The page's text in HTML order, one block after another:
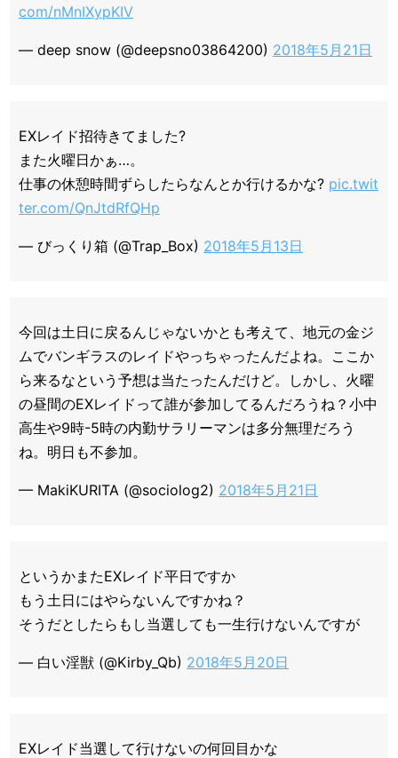
com/nMnIXypKIV
— deep snow (@deepsno03864200) 2018年5月21日
EXレイド招待きてました?
また火曜日かぁ…。
仕事の休憩時間ずらしたらなんとか行けるかな? pic.twit
ter.com/QnJtdRfQHp
— びっくり箱 (@Trap_Box) 2018年5月13日
今回は土日に戻るんじゃないかとも考えて、地元の金ジ
ムでバンギラスのレイドやっちゃったんだよね。ここか
ら来るなという予想は当たったんだけど。しかし、火曜
の昼間のEXレイドって誰が参加してるんだろうね？小中
高生や9時-5時の内勤サラリーマンは多分無理だろう
ね。明日も不参加。
— MakiKURITA (@sociolog2) 2018年5月21日
というかまたEXレイド平日ですか
もう土日にはやらないんですかね？
そうだとしたらもし当選しても一生行けないんですが
— 白い淫獣 (@Kirby_Qb) 2018年5月20日
EXレイド当選して行けないの何回目かな